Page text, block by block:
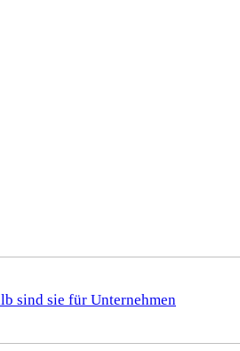
sind sie für Unternehmen